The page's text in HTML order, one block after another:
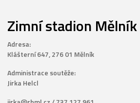
Zimní stadion Mělník
Adresa:
Klášterní 647, 276 01 Mělník
Administrace soutěže:
Jirka Helcl